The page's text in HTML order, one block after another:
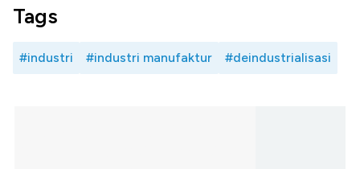
Tags
#industri #industri manufaktur #deindustrialisasi